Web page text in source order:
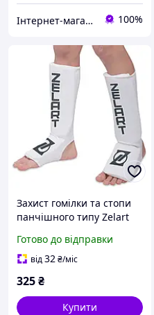
Інтернет-магазин LuckyBird 100%
Захист гомілки та стопи
панчішного типу Zelart
Готово до відправки
від32₴/міс
325₴
Купити